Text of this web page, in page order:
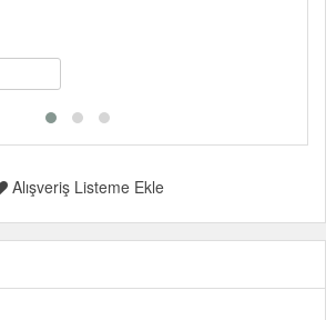
Alışveriş Listeme Ekle